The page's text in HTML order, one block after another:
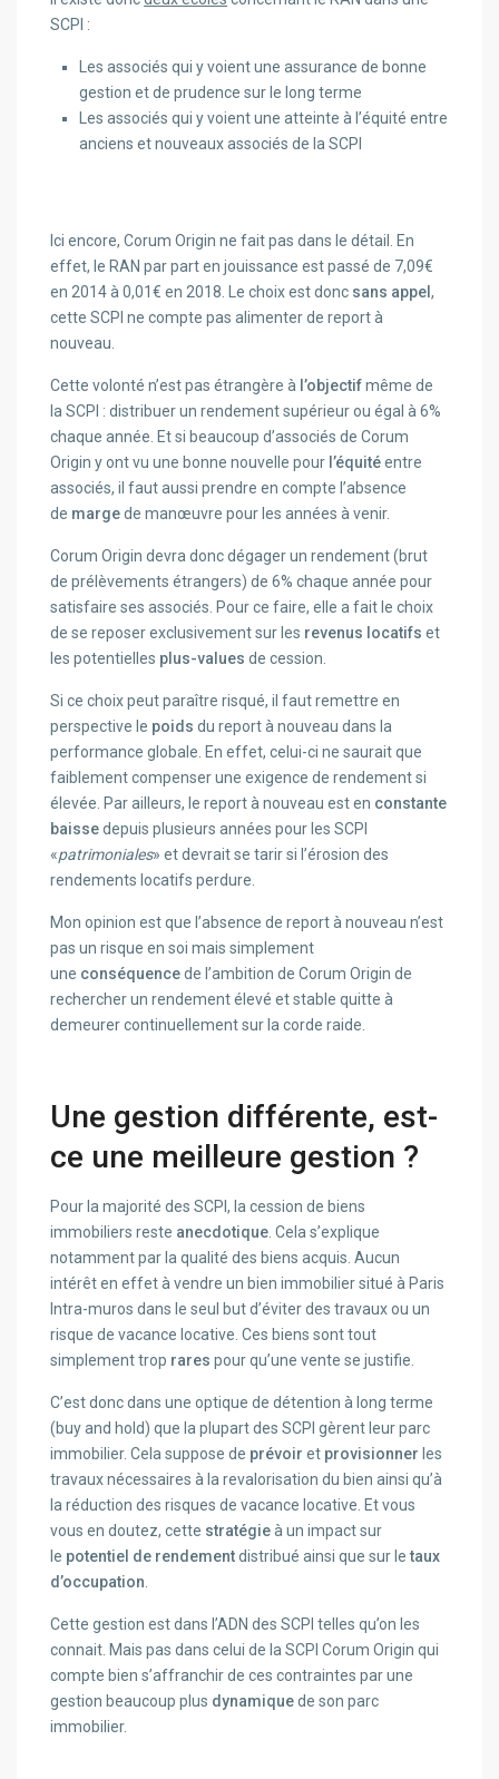
SCPI :
Les associés qui y voient une assurance de bonne
gestion et de prudence sur le long terme
Les associés qui y voient une atteinte à l’équité entre
anciens et nouveaux associés de la SCPI
Ici encore, Corum Origin ne fait pas dans le détail. En
effet, le RAN par part en jouissance est passé de 7,09€
en 2014 à 0,01€ en 2018. Le choix est donc sans appel,
cette SCPI ne compte pas alimenter de report à
nouveau.
Cette volonté n’est pas étrangère à l’objectifmême de
la SCPI : distribuer un rendement supérieur ou égal à 6%
chaque année. Et si beaucoup d’associés de Corum
Origin y ont vu une bonne nouvelle pour l’équitéentre
associés, il faut aussi prendre en compte l’absence
de margede manœuvre pour les années à venir.
Corum Origin devra donc dégager un rendement (brut
de prélèvements étrangers) de 6% chaque année pour
satisfaire ses associés. Pour ce faire, elle a fait le choix
de se reposer exclusivement sur les revenus locatifs et
les potentielles plus-values de cession.
Si ce choix peut paraître risqué, il faut remettre en
perspective le poidsdu report à nouveau dans la
performance globale. En effet, celui-ci ne saurait que
faiblement compenser une exigence de rendement si
élevée. Par ailleurs, le report à nouveau est en constante
baissedepuis plusieurs années pour les SCPI
«patrimoniales» et devrait se tarir si l’érosion des
rendements locatifs perdure.
Mon opinion est que l’absence de report à nouveau n’est
pas un risque en soi mais simplement
une conséquencede l’ambition de Corum Origin de
rechercher un rendement élevé et stable quitte à
demeurer continuellement sur la corde raide.
Une gestion différente, est-
ce une meilleure gestion ?
Pour la majorité des SCPI, la cession de biens
immobiliers reste anecdotique . Cela s’explique
notamment par la qualité des biens acquis. Aucun
intérêt en effet à vendre un bien immobilier situé à Paris
Intra-muros dans le seul but d’éviter des travaux ou un
risque de vacance locative. Ces biens sont tout
simplement trop rarespour qu’une vente se justifie.
C’est donc dans une optique de détention à long terme
(buy and hold) que la plupart des SCPI gèrent leur parc
immobilier. Cela suppose de prévoiret provisionner les
travaux nécessaires à la revalorisation du bien ainsi qu’à
la réduction des risques de vacance locative. Et vous
vous en doutez, cette stratégieà un impact sur
le potentiel de rendementdistribué ainsi que sur letaux
d’occupation
Cette gestion est dans l’ADN des SCPI telles qu’on les
connait. Mais pas dans celui de la SCPI Corum Origin qui
compte bien s’affranchir de ces contraintes par une
gestion beaucoup plus dynamiquede son parc
immobilier.